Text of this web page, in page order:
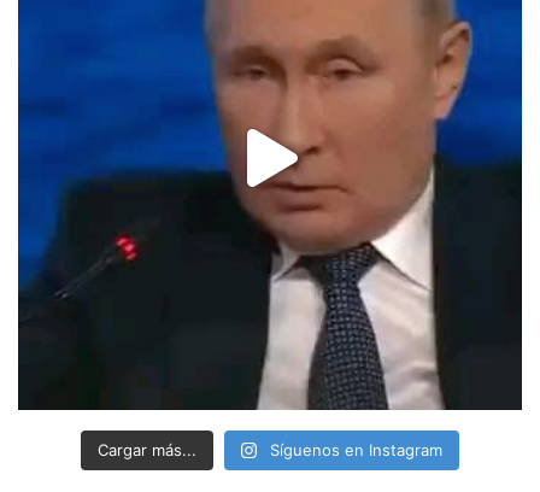
Cargar más... Síguenos en Instagram